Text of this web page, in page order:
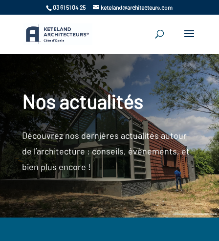
03 61 51 04 25 keteland@architecteurs.com
Nos actualités
Découvrez nos dernières actualités autour
de l’architecture : conseils, évènements, et
bien plus encore !